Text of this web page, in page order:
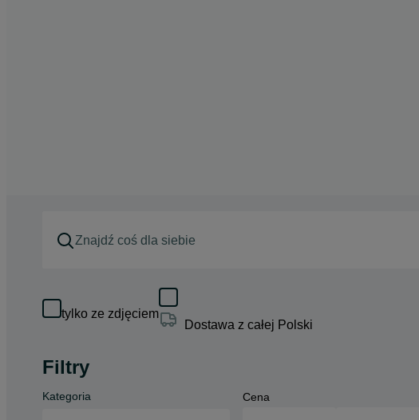
tylko ze zdjęciem
Dostawa z całej Polski
Filtry
Kategoria Cena